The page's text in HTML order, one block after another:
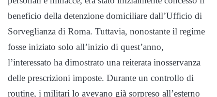
beneficio della detenzione domiciliare dall’Ufficio di
Sorveglianza di Roma. Tuttavia, nonostante il regime
fosse iniziato solo all’inizio di quest’anno,
l’interessato ha dimostrato una reiterata inosservanza
delle prescrizioni imposte. Durante un controllo di
routine, i militari lo avevano già sorpreso all’esterno